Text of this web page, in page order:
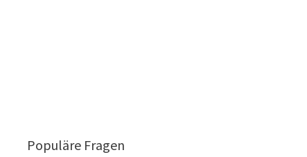
Populäre Fragen